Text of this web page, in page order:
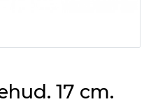
17 cm.